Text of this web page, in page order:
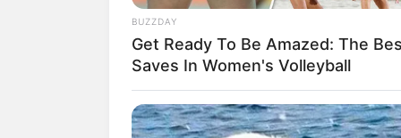
Keduanya pun kerap mengunggah
Di tengah kesibukannya tersebut, tak
Memiliki quality time yang sangat baik
kehidupan orangtua maupun anak.
BUZZDAY
Get Ready To Be Amazed: The
Saves In Women's Volleyball